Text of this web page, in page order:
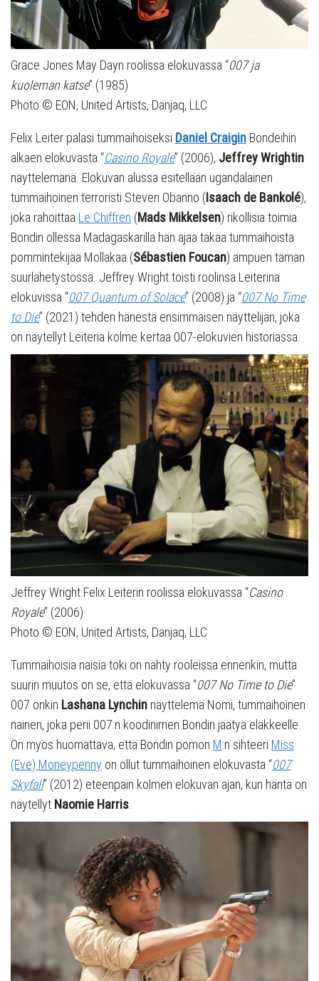
Grace Jones May Dayn roolissa elokuvassa “007 ja
kuoleman katse” (1985)
Photo © EON, United Artists, Danjaq, LLC
Felix Leiter palasi tummaihoiseksi Daniel Craigin Bondeihin
alkaen elokuvasta “Casino Royale” (2006), Jeffrey Wrightin
näyttelemänä. Elokuvan alussa esitellään ugandalainen
tummaihoinen terroristi Steven Obanno (Isaach de Bankolé),
joka rahoittaa Le Chiffren (Mads Mikkelsen) rikollisia toimia.
Bondin ollessa Madagaskarilla hän ajaa takaa tummaihoista
pommintekijää Mollakaa (Sébastien Foucan) ampuen tämän
suurlähetystössä. Jeffrey Wright toisti roolinsa Leiterina
elokuvissa “007 Quantum of Solace” (2008) ja “007 No Time
to Die” (2021) tehden hänestä ensimmäisen näyttelijän, joka
on näytellyt Leiteria kolme kertaa 007-elokuvien historiassa.
Jeffrey Wright Felix Leiterin roolissa elokuvassa “Casino
Royale” (2006)
Photo © EON, United Artists, Danjaq, LLC
Tummaihoisia naisia toki on nähty rooleissa ennenkin, mutta
suurin muutos on se, että elokuvassa “007 No Time to Die”
007 onkin Lashana Lynchin näyttelemä Nomi, tummaihoinen
nainen, joka perii 007:n koodinimen Bondin jäätyä eläkkeelle.
On myös huomattava, että Bondin pomon M:n sihteeri Miss
(Eve) Moneypenny on ollut tummaihoinen elokuvasta “007
Skyfall” (2012) eteenpäin kolmen elokuvan ajan, kun häntä on
näytellyt Naomie Harris